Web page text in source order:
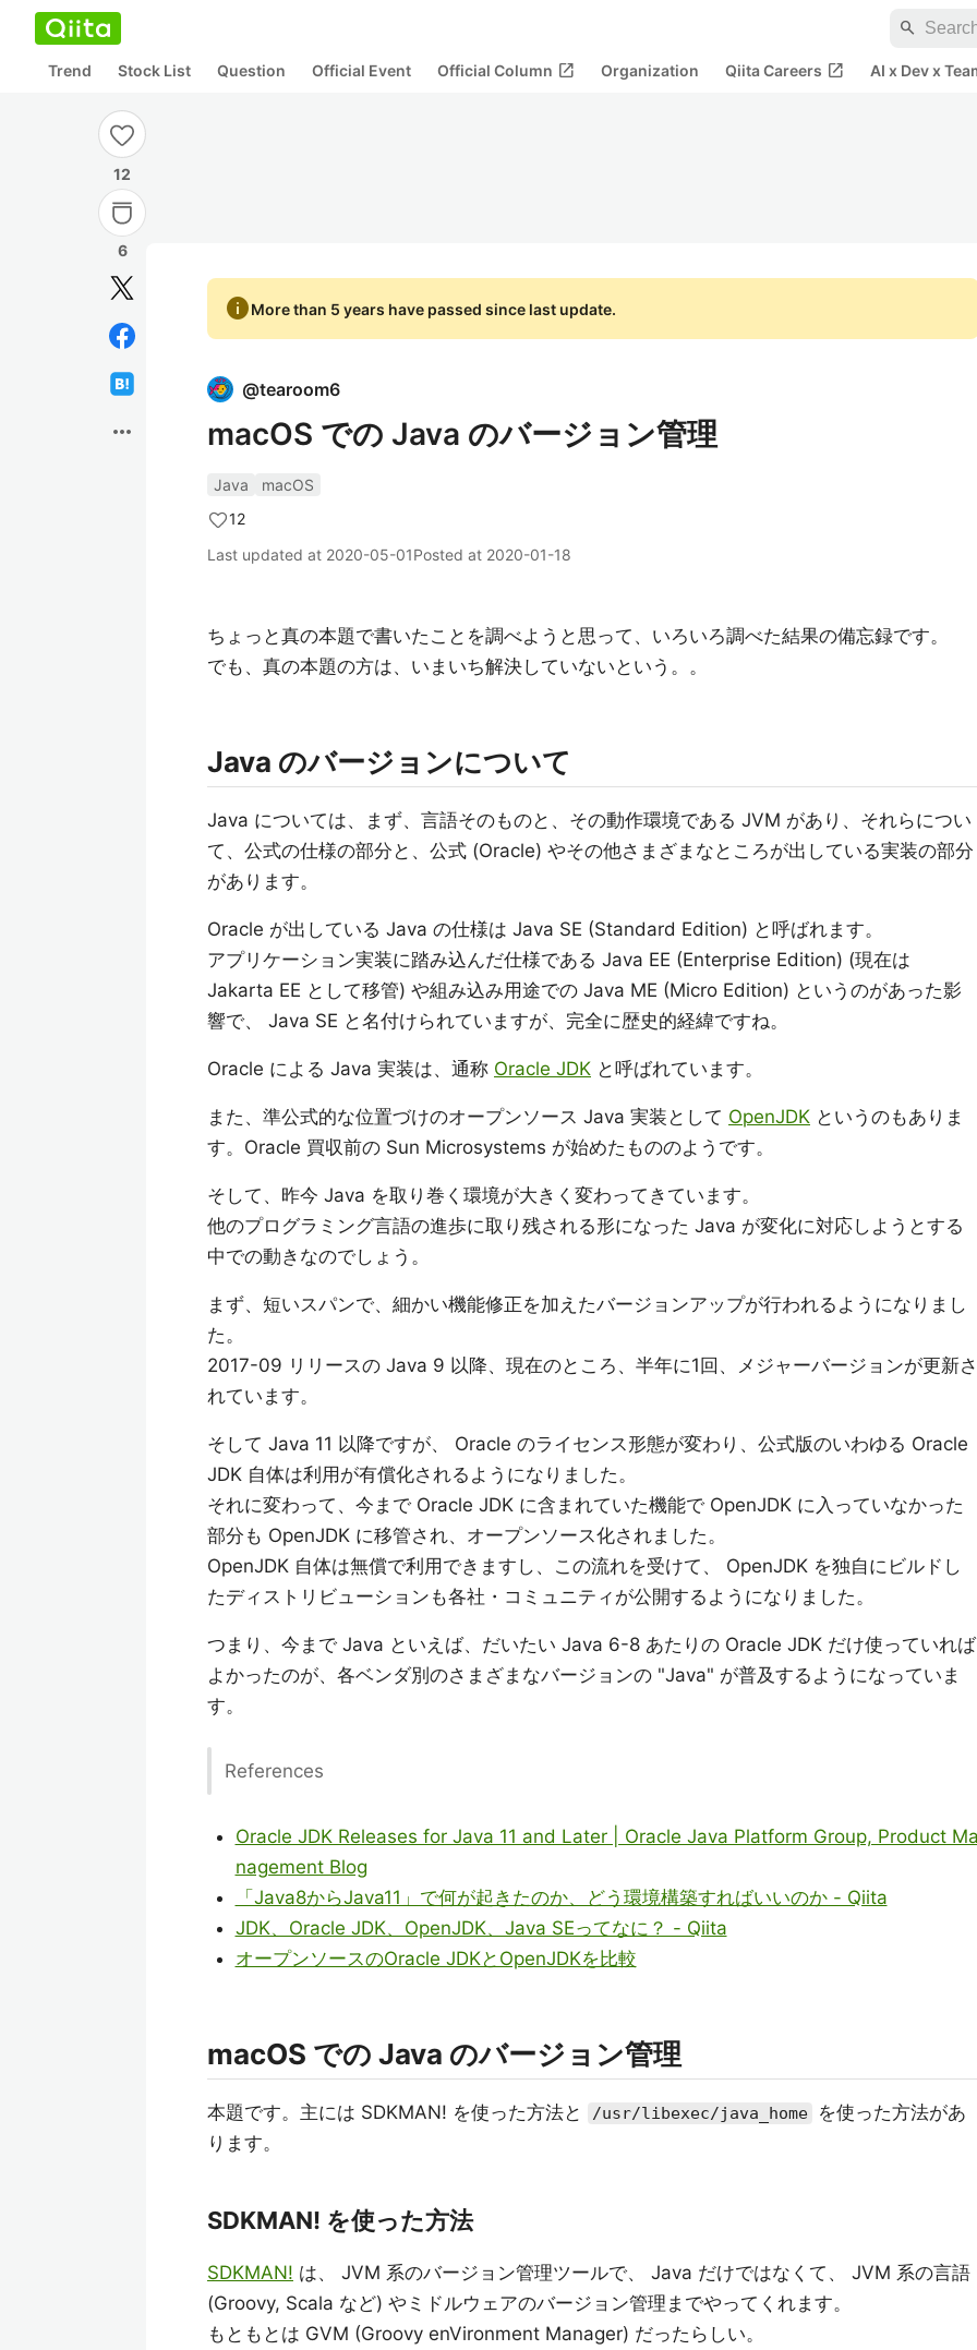
search
Trend Stock List Question Official Event Official Column open_in_new Organization Qiita Careers open_in_new AI x Dev x
12
6
more_horiz
infoMore than 5 years have passed since last update.
@tearoom6
macOS での Java のバージョン管理
Java
macOS
12
Last updated at 2020-05-01Posted at 2020-01-18
ちょっと真の本題で書いたことを調べようと思って、いろいろ調べた結果の備忘録です。
でも、真の本題の方は、いまいち解決していないという。。
Java のバージョンについて
Java については、まず、言語そのものと、その動作環境である JVM があり、それらについ
て、公式の仕様の部分と、公式 (Oracle) やその他さまざまなところが出している実装の部分
があります。
Oracle が出している Java の仕様は Java SE (Standard Edition) と呼ばれます。
アプリケーション実装に踏み込んだ仕様である Java EE (Enterprise Edition) (現在は
Jakarta EE として移管) や組み込み用途での Java ME (Micro Edition) というのがあった影
響で、 Java SE と名付けられていますが、完全に歴史的経緯ですね。
Oracle による Java 実装は、通称 Oracle JDK と呼ばれています。
また、準公式的な位置づけのオープンソース Java 実装として OpenJDK というのもありま
す。Oracle 買収前の Sun Microsystems が始めたもののようです。
そして、昨今 Java を取り巻く環境が大きく変わってきています。
他のプログラミング言語の進歩に取り残される形になった Java が変化に対応しようとする
中での動きなのでしょう。
まず、短いスパンで、細かい機能修正を加えたバージョンアップが行われるようになりまし
た。
2017-09 リリースの Java 9 以降、現在のところ、半年に1回、メジャーバージョンが更新さ
れています。
そして Java 11 以降ですが、 Oracle のライセンス形態が変わり、公式版のいわゆる Oracle
JDK 自体は利用が有償化されるようになりました。
それに変わって、今まで Oracle JDK に含まれていた機能で OpenJDK に入っていなかった
部分も OpenJDK に移管され、オープンソース化されました。
OpenJDK 自体は無償で利用できますし、この流れを受けて、 OpenJDK を独自にビルドし
たディストリビューションも各社・コミュニティが公開するようになりました。
つまり、今まで Java といえば、だいたい Java 6-8 あたりの Oracle JDK だけ使っていれば
よかったのが、各ベンダ別のさまざまなバージョンの "Java" が普及するようになっていま
す。
References
Oracle JDK Releases for Java 11 and Later | Oracle Java Platform Group, Product
nagement Blog
「Java8からJava11」で何が起きたのか、どう環境構築すればいいのか - Qiita
JDK、Oracle JDK、OpenJDK、Java SEってなに？ - Qiita
オープンソースのOracle JDKとOpenJDKを比較
macOS での Java のバージョン管理
本題です。主には SDKMAN! を使った方法と /usr/libexec/java_home
を使った方法があ
ります。
SDKMAN! を使った方法
SDKMAN! は、 JVM 系のバージョン管理ツールで、 Java だけではなくて、 JVM 系の言語
(Groovy, Scala など) やミドルウェアのバージョン管理までやってくれます。
もともとは GVM (Groovy enVironment Manager) だったらしい。